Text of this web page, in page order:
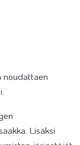
noudattaen
Lisäksi